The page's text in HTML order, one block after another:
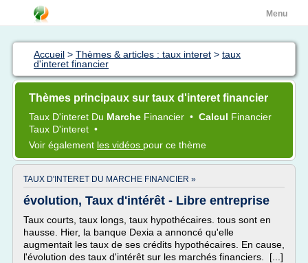
Menu
Accueil > Thèmes & articles : taux interet > taux
d'interet financier
Thèmes principaux sur taux d'interet financier
Taux D'interet Du Marche Financier • Calcul Financier
Taux D'interet •
Voir également les vidéos pour ce thème
TAUX D'INTERET DU MARCHE FINANCIER »
évolution, Taux d'intérêt - Libre entreprise
Taux courts, taux longs, taux hypothécaires. tous sont en
hausse. Hier, la banque Dexia a annoncé qu'elle
augmentait les taux de ses crédits hypothécaires. En cause,
l'évolution des taux d'intérêt sur les marchés financiers. [...]